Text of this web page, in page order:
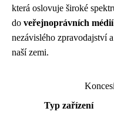
která oslovuje široké
do veřejnoprávních médií
nezávislého zpravodajství
naší zemi.
Typ zařízení